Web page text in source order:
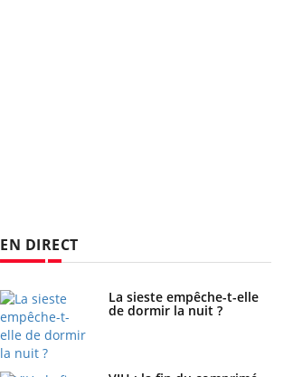
EN DIRECT
La sieste empêche-t-elle
de dormir la nuit ?